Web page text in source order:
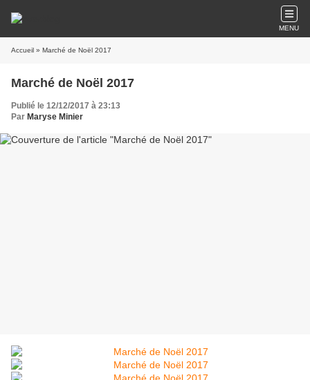
MENU
Accueil » Marché de Noël 2017
Marché de Noël 2017
Publié le 12/12/2017 à 23:13
Par Maryse Minier